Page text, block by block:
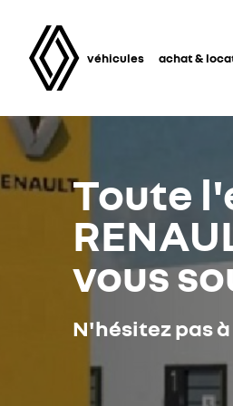
véhicules achat &
Toute
vous
N'hésitez pas